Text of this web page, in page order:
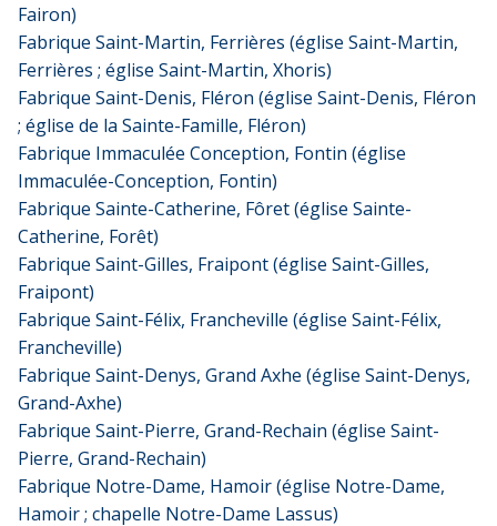
Fairon)
Fabrique Saint-Martin, Ferrières (église Saint-Martin,
Ferrières ; église Saint-Martin, Xhoris)
Fabrique Saint-Denis, Fléron (église Saint-Denis, Fléron
; église de la Sainte-Famille, Fléron)
Fabrique Immaculée Conception, Fontin (église
Immaculée-Conception, Fontin)
Fabrique Sainte-Catherine, Fôret (église Sainte-
Catherine, Forêt)
Fabrique Saint-Gilles, Fraipont (église Saint-Gilles,
Fraipont)
Fabrique Saint-Félix, Francheville (église Saint-Félix,
Francheville)
Fabrique Saint-Denys, Grand Axhe (église Saint-Denys,
Grand-Axhe)
Fabrique Saint-Pierre, Grand-Rechain (église Saint-
Pierre, Grand-Rechain)
Fabrique Notre-Dame, Hamoir (église Notre-Dame,
Hamoir ; chapelle Notre-Dame Lassus)